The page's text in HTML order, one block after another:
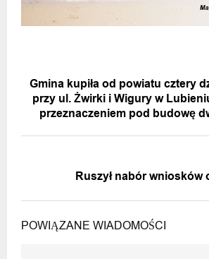
Gmina kupiła od powiatu cztery
przy ul. Żwirki i Wigury w
przeznaczeniem pod budowę
Ruszył nabór wniosków
POWIĄZANE WIADOMOŚCI